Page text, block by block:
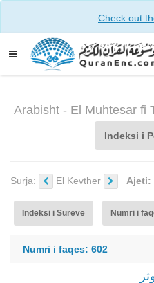
Check out
Arabisht - El Muhtesar fi
Indeksi i
Surja: El Kevther Ajeti:
Indeksi i Sureve Numri i
Numri i faqes: 602